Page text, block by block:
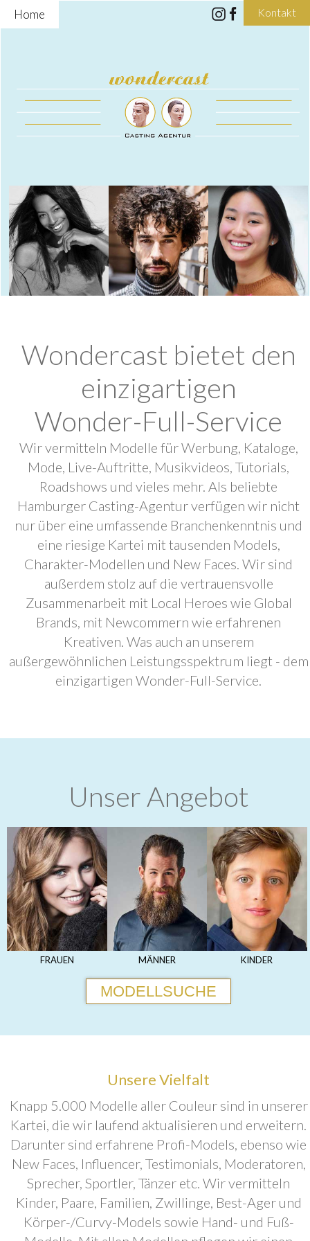
Home Kontakt
Wondercast bietet den
einzigartigen
Wonder-Full-Service
Wir vermitteln Modelle für Werbung, Kataloge,
Mode, Live-Auftritte, Musikvideos, Tutorials,
Roadshows und vieles mehr. Als beliebte
Hamburger Casting-Agentur verfügen wir nicht
nur über eine umfassende Branchenkenntnis und
eine riesige Kartei mit tausenden Models,
Charakter-Modellen und New Faces. Wir sind
außerdem stolz auf die vertrauensvolle
Zusammenarbeit mit Local Heroes wie Global
Brands, mit Newcommern wie erfahrenen
Kreativen. Was auch an unserem
außergewöhnlichen Leistungsspektrum liegt - dem
einzigartigen Wonder-Full-Service.
Unser Angebot
FRAUEN MÄNNER KINDER
MODELLSUCHE
Unsere Vielfalt
Knapp 5.000 Modelle aller Couleur sind in unserer
Kartei, die wir laufend aktualisieren und erweitern.
Darunter sind erfahrene Profi-Models, ebenso wie
New Faces, Influencer, Testimonials, Moderatoren,
Sprecher, Sportler, Tänzer etc. Wir vermitteln
Kinder, Paare, Familien, Zwillinge, Best-Ager und
Körper-/Curvy-Models sowie Hand- und Fuß-